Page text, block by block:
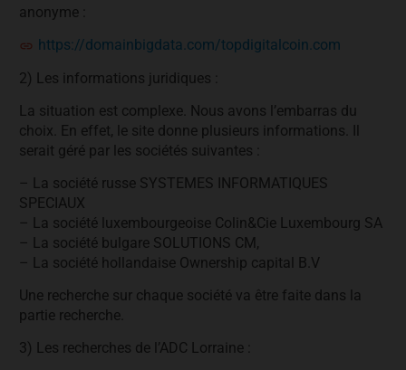
anonyme :
https://domainbigdata.com/topdigitalcoin.com
2) Les informations juridiques :
La situation est complexe. Nous avons l’embarras du
choix. En effet, le site donne plusieurs informations. Il
serait géré par les sociétés suivantes :
– La société russe SYSTEMES INFORMATIQUES
SPECIAUX
– La société luxembourgeoise Colin&Cie Luxembourg SA
– La société bulgare SOLUTIONS CM,
– La société hollandaise Ownership capital B.V
Une recherche sur chaque société va être faite dans la
partie recherche.
3) Les recherches de l’ADC Lorraine :